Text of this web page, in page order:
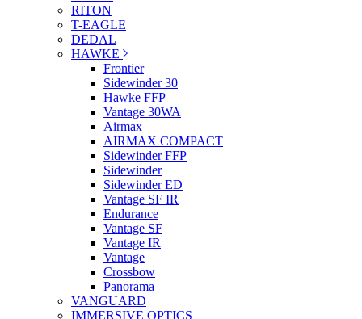
RITON
T-EAGLE
DEDAL
HAWKE
Frontier
Sidewinder 30
Hawke FFP
Vantage 30WA
Airmax
AIRMAX COMPACT
Sidewinder FFP
Sidewinder
Sidewinder ED
Vantage SF IR
Endurance
Vantage SF
Vantage IR
Vantage
Crossbow
Panorama
VANGUARD
IMMERSIVE OPTICS